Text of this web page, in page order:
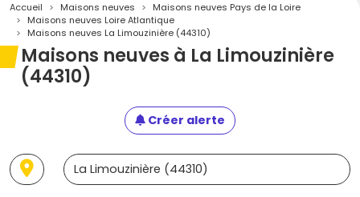
Accueil Maisons neuves
Maisons neuves Pays de la Loire
Maisons neuves Loire Atlantique
Maisons neuves La Limouzinière (44310)
Maisons neuves à La Limouzinière
(44310)
Créer alerte